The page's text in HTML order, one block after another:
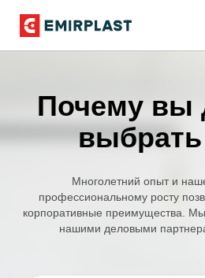
Почему вы
Многолетний опыт и
профессиональному росту
корпоративные преимущества.
нашими деловыми